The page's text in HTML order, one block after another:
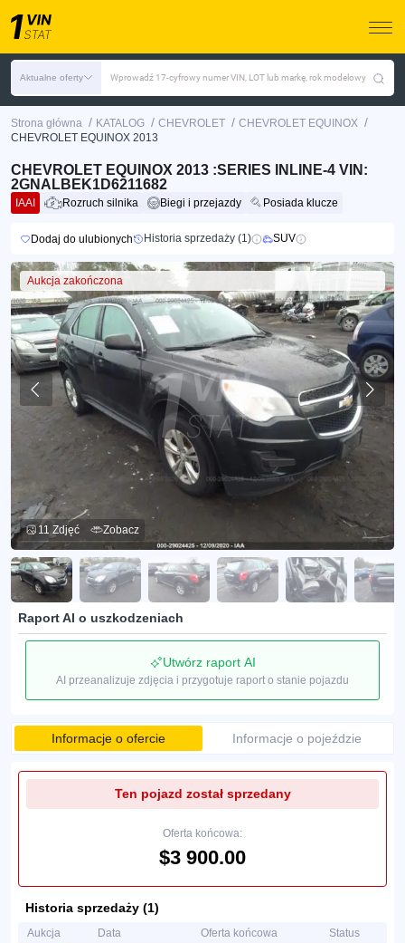
Aktualne oferty Wprowadź 17-cyfrowy numer VIN, LOT lub markę, rok modelowy
Strona główna / KATALOG / CHEVROLET / CHEVROLET EQUINOX /
CHEVROLET EQUINOX 2013
CHEVROLET EQUINOX 2013 :SERIES INLINE-4 VIN:
2GNALBEK1D6211682
IAAI Rozruch silnika Biegi i przejazdy Posiada klucze
Dodaj do ulubionych Historia sprzedaży (1) SUV
Aukcja zakończona
11 Zdjęć Zobacz
Raport AI o uszkodzeniach
Utwórz raport AI
AI przeanalizuje zdjęcia i przygotuje raport o stanie pojazdu
Informacje o ofercie Informacje o pojeździe
Ten pojazd został sprzedany
Oferta końcowa:
$3 900.00
Historia sprzedaży (1)
Aukcja Data Oferta końcowa Status